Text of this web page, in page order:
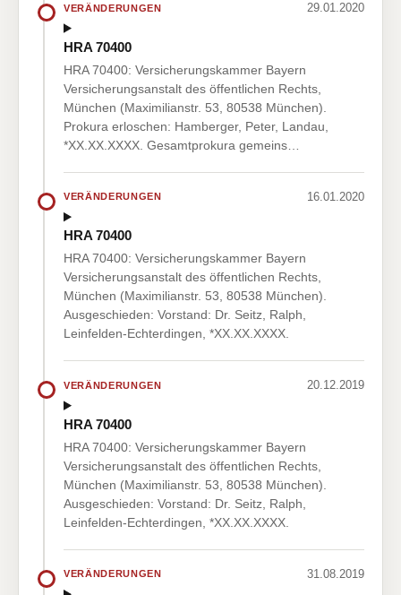
VERÄNDERUNGEN 29.01.2020
HRA 70400
HRA 70400: Versicherungskammer Bayern
Versicherungsanstalt des öffentlichen Rechts,
München (Maximilianstr. 53, 80538 München).
Prokura erloschen: Hamberger, Peter, Landau,
*XX.XX.XXXX. Gesamtprokura gemeins…
VERÄNDERUNGEN 16.01.2020
HRA 70400
HRA 70400: Versicherungskammer Bayern
Versicherungsanstalt des öffentlichen Rechts,
München (Maximilianstr. 53, 80538 München).
Ausgeschieden: Vorstand: Dr. Seitz, Ralph,
Leinfelden-Echterdingen, *XX.XX.XXXX.
VERÄNDERUNGEN 20.12.2019
HRA 70400
HRA 70400: Versicherungskammer Bayern
Versicherungsanstalt des öffentlichen Rechts,
München (Maximilianstr. 53, 80538 München).
Ausgeschieden: Vorstand: Dr. Seitz, Ralph,
Leinfelden-Echterdingen, *XX.XX.XXXX.
VERÄNDERUNGEN 31.08.2019